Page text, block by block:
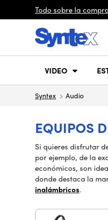
Todo sobre la compra
VIDEO
Syntex Audio
EQUIPOS
Si quieres disfrutar
por ejemplo, de la
económicos, son
donde destaca la
inalámbricos.